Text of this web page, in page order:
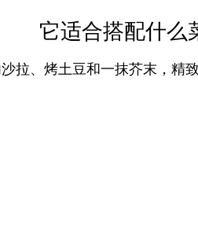
它适合搭配什么
拉、烤土豆和一抹芥末，精致